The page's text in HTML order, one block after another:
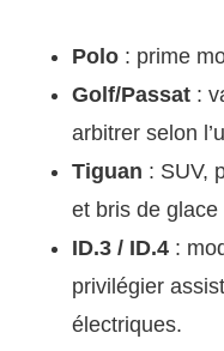
Polo : prime
Golf/Passat :
arbitrer selon
Tiguan : SUV,
et bris de glace
ID.3 / ID.4 :
privilégier
électriques.